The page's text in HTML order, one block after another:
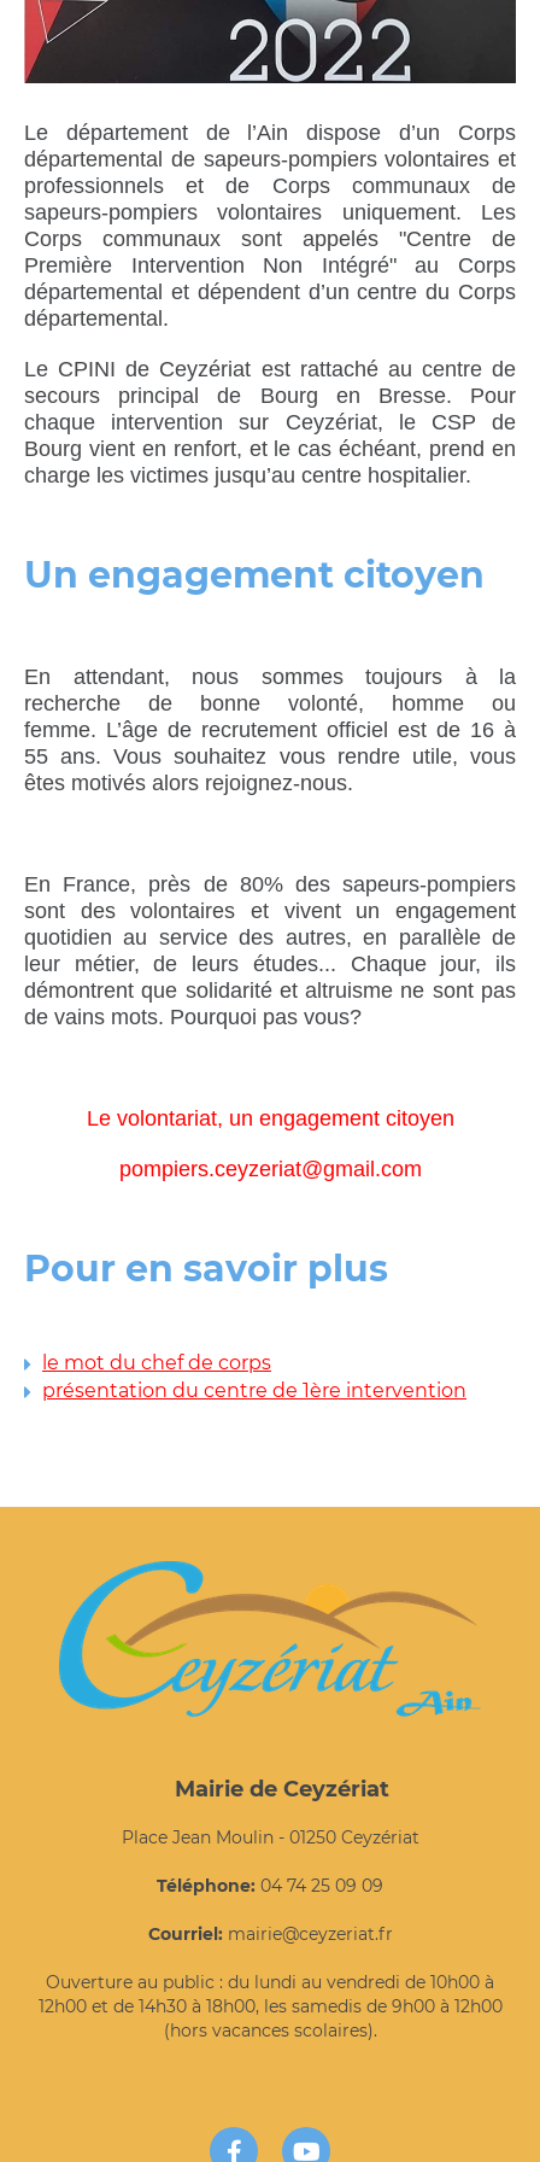
Le département de l’Ain dispose d’un Corps
départemental de sapeurs-pompiers volontaires et
professionnels et de Corps communaux de
sapeurs-pompiers volontaires uniquement. Les
Corps communaux sont appelés "Centre de
Première Intervention Non Intégré" au Corps
départemental et dépendent d’un centre du Corps
départemental.
Le CPINI de Ceyzériat est rattaché au centre de
secours principal de Bourg en Bresse. Pour
chaque intervention sur Ceyzériat, le CSP de
Bourg vient en renfort, et le cas échéant, prend en
charge les victimes jusqu’au centre hospitalier.
Un engagement citoyen
En attendant, nous sommes toujours à la
recherche de bonne volonté, homme ou
femme. L’âge de recrutement officiel est de 16 à
55 ans.Vous souhaitez vous rendre utile, vous
êtes motivés alors rejoignez-nous.
En France, près de 80% des sapeurs-pompiers
sont des volontaires et vivent un engagement
quotidien au service des autres, en parallèle de
leur métier, de leurs études... Chaque jour, ils
démontrent que solidarité et altruisme ne sont pas
de vains mots. Pourquoi pas vous?
Le volontariat, un engagement citoyen
pompiers.ceyzeriat@gmail.com
Pour en savoir plus
le mot du chef de corps
présentation du centre de 1ère intervention
Mairie de Ceyzériat
Place Jean Moulin - 01250 Ceyzériat
Téléphone: 04 74 25 09 09
Courriel: mairie@ceyzeriat.fr
Ouverture au public : du lundi au vendredi de 10h00 à
12h00 et de 14h30 à 18h00, les samedis de 9h00 à 12h00
(hors vacances scolaires).
Facebook
YouTube